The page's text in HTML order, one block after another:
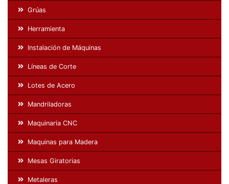
Grúas
Herramienta
Instalación de Máquinas
Líneas de Corte
Lotes de Acero
Mandriladoras
Maquinaria CNC
Maquinas para Madera
Mesas Giratorias
Metaleras